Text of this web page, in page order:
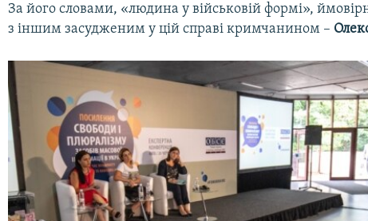
За його словами, «людина у військовій формі»,
з іншим засудженим у цій справі кримчанином –